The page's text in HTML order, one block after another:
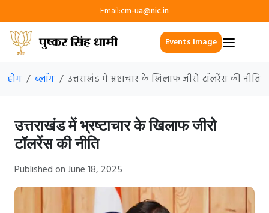
Email:cm-ua@nic.in
Events Image
होम ब्लॉग उत्तराखंड में भ्रष्टाचार के खिलाफ जीरो टॉलरेंस की नीति
उत्तराखंड में भ्रष्टाचार के खिलाफ जीरो
टॉलरेंस की नीति
Published on June 18, 2025